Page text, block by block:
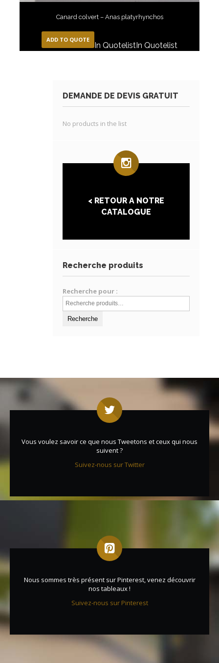
Canard colvert – Anas platyrhynchos
ADD TO QUOTE
In QuotelistIn Quotelist
DEMANDE DE DEVIS GRATUIT
No products in the list
< RETOUR A NOTRE
CATALOGUE
Recherche produits
Recherche pour :
Vous voulez savoir ce que nous Tweetons et ceux qui nous
suivent ?
Suivez-nous sur Twitter
Nous sommes très présent sur Pinterest, venez découvrir
nos tableaux !
Suivez-nous sur Pinterest